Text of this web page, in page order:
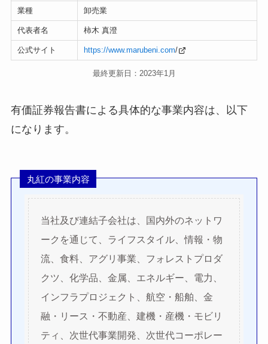
業種 卸売業
代表者名 柿木 真澄
公式サイト https://www.marubeni.com/
最終更新日：2023年1月
有価証券報告書による具体的な事業内容は、以下
になります。
丸紅の事業内容
当社及び連結子会社は、国内外のネットワ
ークを通じて、ライフスタイル、情報・物
流、食料、アグリ事業、フォレストプロダ
クツ、化学品、金属、エネルギー、電力、
インフラプロジェクト、航空・船舶、金
融・リース・不動産、建機・産機・モビリ
ティ、次世代事業開発、次世代コーポレー